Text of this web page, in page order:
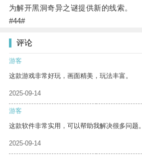
为解开黑洞奇异之谜提供新的线索。
#44#
评论
游客
这款游戏非常好玩，画面精美，玩法丰富。
2025-09-14
游客
这款软件非常实用，可以帮助我解决很多问题。
2025-09-14